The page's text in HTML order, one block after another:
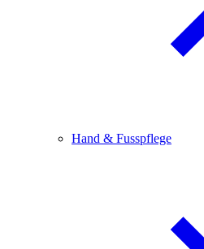
Hand & Fusspflege